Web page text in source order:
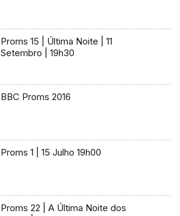
Proms 15 | Última Noite | 11
Setembro | 19h30
BBC Proms 2016
Proms 1 | 15 Julho 19h00
Proms 22 | A Última Noite dos